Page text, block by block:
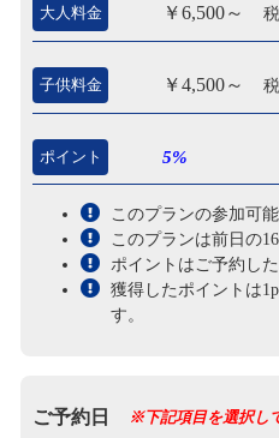
大人料金 ￥6,500～
子供料金 ￥4,500～
ポイント 5%
このプランの参加可
このプランは前日の
ポイントはご予約し
獲得したポイントは
す。
ご予約日 ※下記項目を選択し